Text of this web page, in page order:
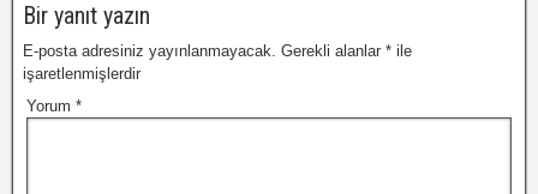
Bir yanıt yazın
E-posta adresiniz yayınlanmayacak. Gerekli alanlar * ile
işaretlenmişlerdir
Yorum *